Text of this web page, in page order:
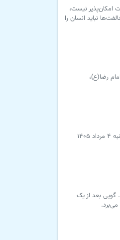
امکان‌پذیر نیست،
نباید انسان را
رضا(ع)،
کاروان خدام حرم امام رضا علیه‌السلام که جهت شرکت در مراسم اربعین حسینی به عتبات عالیات عراق سفر کرده‌اند، روز دوشنبه ۴ مرداد ۱۴۰۵
گویی بعد از یک